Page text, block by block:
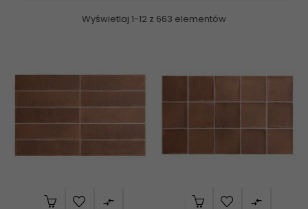
Wyświetlaj 1-12 z 663 elementów
 